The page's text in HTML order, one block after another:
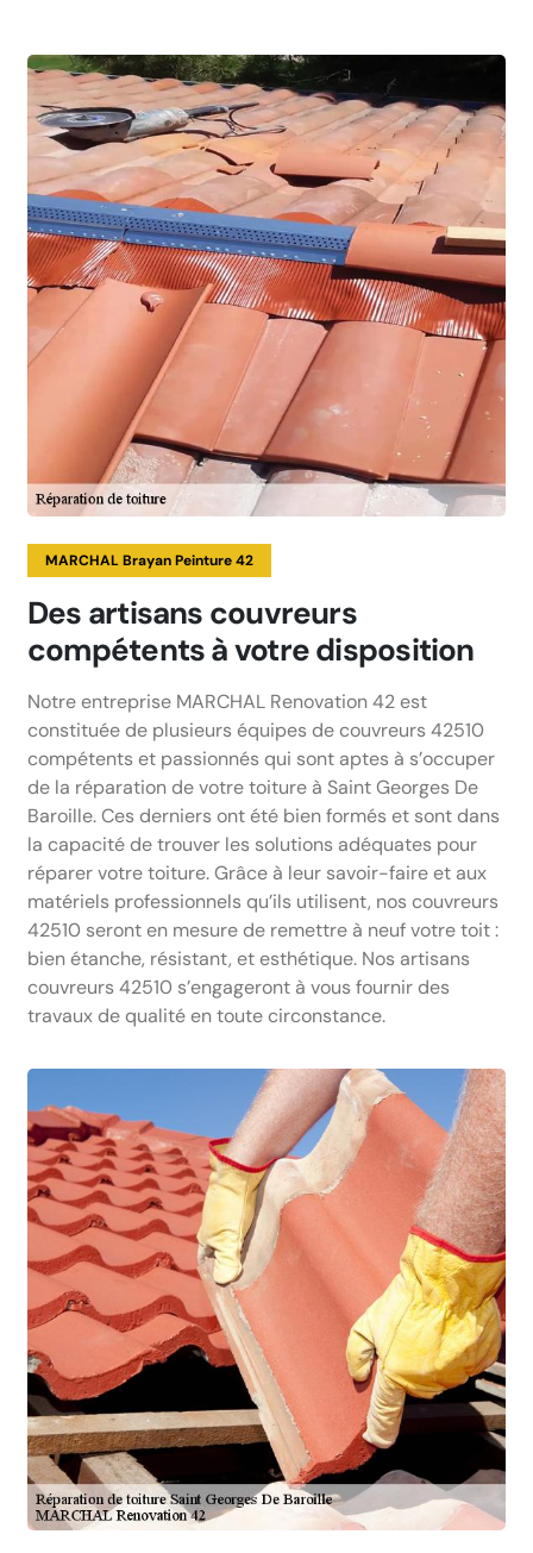
MARCHAL Brayan Peinture 42
Des artisans couvreurs
compétents à votre disposition
Notre entreprise MARCHAL Renovation 42 est
constituée de plusieurs équipes de couvreurs 42510
compétents et passionnés qui sont aptes à s’occuper
de la réparation de votre toiture à Saint Georges De
Baroille. Ces derniers ont été bien formés et sont dans
la capacité de trouver les solutions adéquates pour
réparer votre toiture. Grâce à leur savoir-faire et aux
matériels professionnels qu’ils utilisent, nos couvreurs
42510 seront en mesure de remettre à neuf votre toit :
bien étanche, résistant, et esthétique. Nos artisans
couvreurs 42510 s’engageront à vous fournir des
travaux de qualité en toute circonstance.